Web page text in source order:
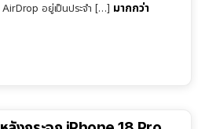
อยู่เป็นประจำ […] มากกว่า